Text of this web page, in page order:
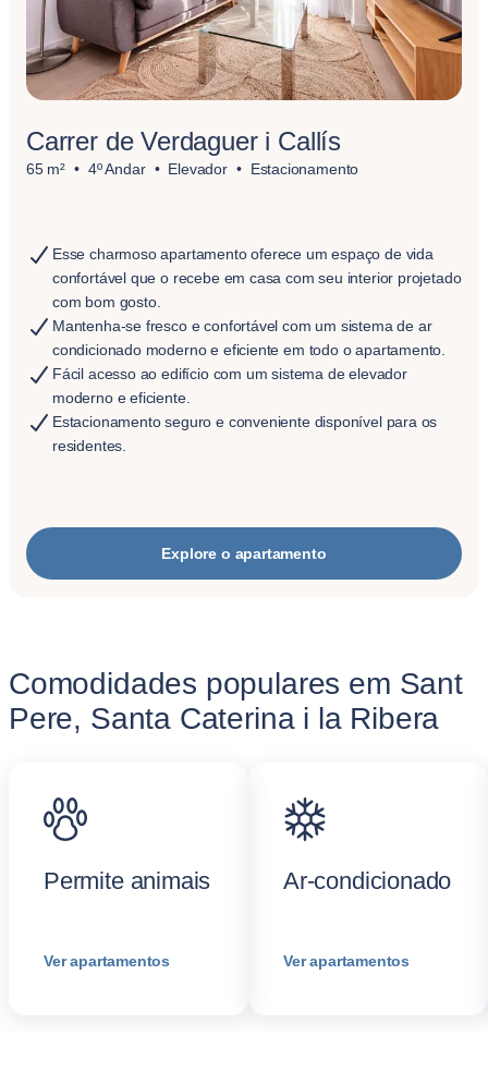
Carrer de Verdaguer i Callís
65 m² 4º Andar Elevador Estacionamento
Esse charmoso apartamento oferece um espaço de vida
confortável que o recebe em casa com seu interior projetado
com bom gosto.
Mantenha-se fresco e confortável com um sistema de ar
condicionado moderno e eficiente em todo o apartamento.
Fácil acesso ao edifício com um sistema de elevador
moderno e eficiente.
Estacionamento seguro e conveniente disponível para os
residentes.
Explore o apartamento
Comodidades populares em Sant
Pere, Santa Caterina i la Ribera
Permite animais
Ver apartamentos
Ar-condicionado
Ver apartamentos